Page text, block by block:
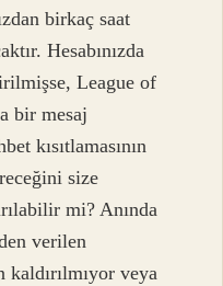
birkaç saat
Hesabınızda
League of
bir mesaj
kısıtlamasının
size
mi? Anında
verilen
kaldırılmıyor veya